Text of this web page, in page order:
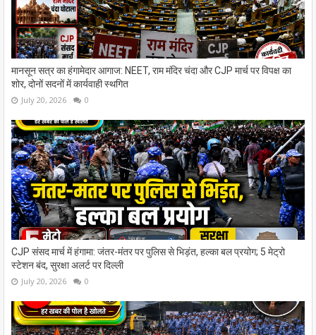
मानसून सत्र का हंगामेदार आगाज: NEET, राम मंदिर चंदा और CJP मार्च पर विपक्ष का
शोर, दोनों सदनों में कार्यवाही स्थगित
July 20, 2026 0
CJP संसद मार्च में हंगामा: जंतर-मंतर पर पुलिस से भिड़ंत, हल्का बल प्रयोग; 5 मेट्रो
स्टेशन बंद, सुरक्षा अलर्ट पर दिल्ली
July 20, 2026 0